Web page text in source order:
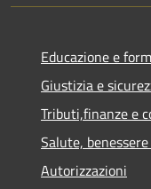
Educazione e
Giustizia e
Tributi,finanze e
Salute,
Autorizzazioni